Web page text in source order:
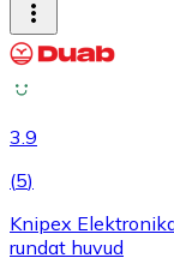
3.9
(5)
Knipex
rundat huvud